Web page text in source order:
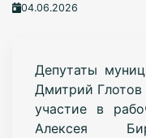
04.06.2026
Депутаты
Дмитрий Глотов
участие в
Алексея